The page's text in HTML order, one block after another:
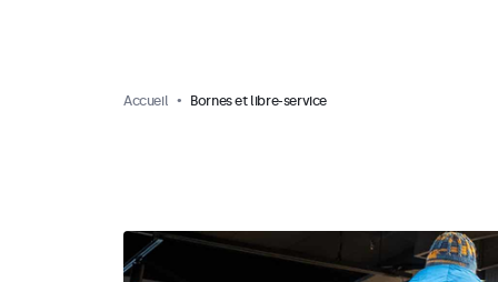
Accueil Bornes et libre-service